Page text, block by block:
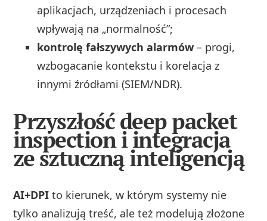
aplikacjach, urządzeniach i procesach
wpływają na „normalność”;
kontrolę fałszywych alarmów – progi,
wzbogacanie kontekstu i korelacja z
innymi źródłami (SIEM/NDR).
Przyszłość deep packet
inspection i integracja
ze sztuczną inteligencją
AI+DPI to kierunek, w którym systemy nie
tylko analizują treść, ale też modelują złożone